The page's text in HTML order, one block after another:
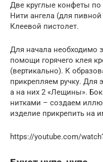
Две круглые конфеты по
Нити ангела (для
Клеевой пистолет.
Для начала необходимо
помощи горячего клея
(вертикально). К
прикрепляем ручку. Для
а на них 2 «Лещины».
нитками – создаем
изделие прикрепить на
https://youtube.com/